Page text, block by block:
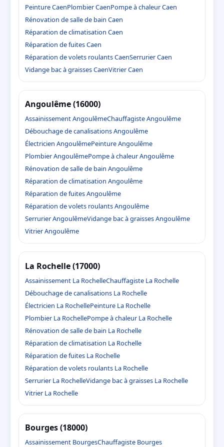
Peinture CaenPlombier CaenPompe à chaleur Caen
Rénovation de salle de bain Caen
Réparation de climatisation Caen
Réparation de fuites Caen
Réparation de volets roulants CaenSerrurier Caen
Vidange bac à graisses CaenVitrier Caen
Angoulême (16000)
Assainissement AngoulêmeChauffagiste Angoulême
Débouchage de canalisations Angoulême
Électricien AngoulêmePeinture Angoulême
Plombier AngoulêmePompe à chaleur Angoulême
Rénovation de salle de bain Angoulême
Réparation de climatisation Angoulême
Réparation de fuites Angoulême
Réparation de volets roulants Angoulême
Serrurier AngoulêmeVidange bac à graisses Angoulême
Vitrier Angoulême
La Rochelle (17000)
Assainissement La RochelleChauffagiste La Rochelle
Débouchage de canalisations La Rochelle
Électricien La RochellePeinture La Rochelle
Plombier La RochellePompe à chaleur La Rochelle
Rénovation de salle de bain La Rochelle
Réparation de climatisation La Rochelle
Réparation de fuites La Rochelle
Réparation de volets roulants La Rochelle
Serrurier La RochelleVidange bac à graisses La Rochelle
Vitrier La Rochelle
Bourges (18000)
Assainissement BourgesChauffagiste Bourges